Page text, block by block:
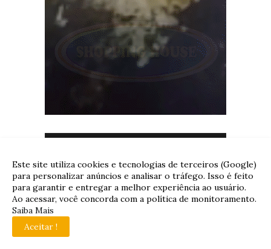
Este site utiliza cookies e tecnologias de terceiros (Google)
para personalizar anúncios e analisar o tráfego. Isso é feito
para garantir e entregar a melhor experiência ao usuário.
Ao acessar, você concorda com a política de monitoramento.
Saiba Mais
Aceitar !